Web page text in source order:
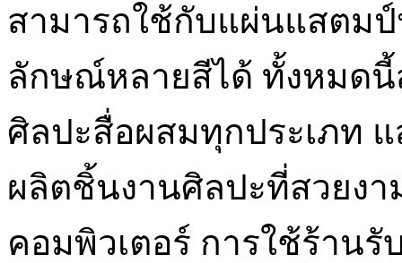
สามารถใช้กับแผ่นแสตม
ลักษณ์หลายสีได้ ทั้งหมดนี้
ศิลปะสื่อผสมทุกประเภท
ผลิตชิ้นงานศิลปะที่สวยงา
คอมพิวเตอร์ การใช้ร้าน